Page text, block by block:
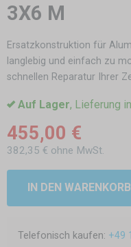
3X6 M
Ersatzkonstruktion für
langlebig und einfach zu
schnellen Reparatur Ihrer
Auf Lager, Lieferung
455,00 €
382,35 € ohne MwSt.
IN DEN WARENKORB
Telefonisch kaufen: +49